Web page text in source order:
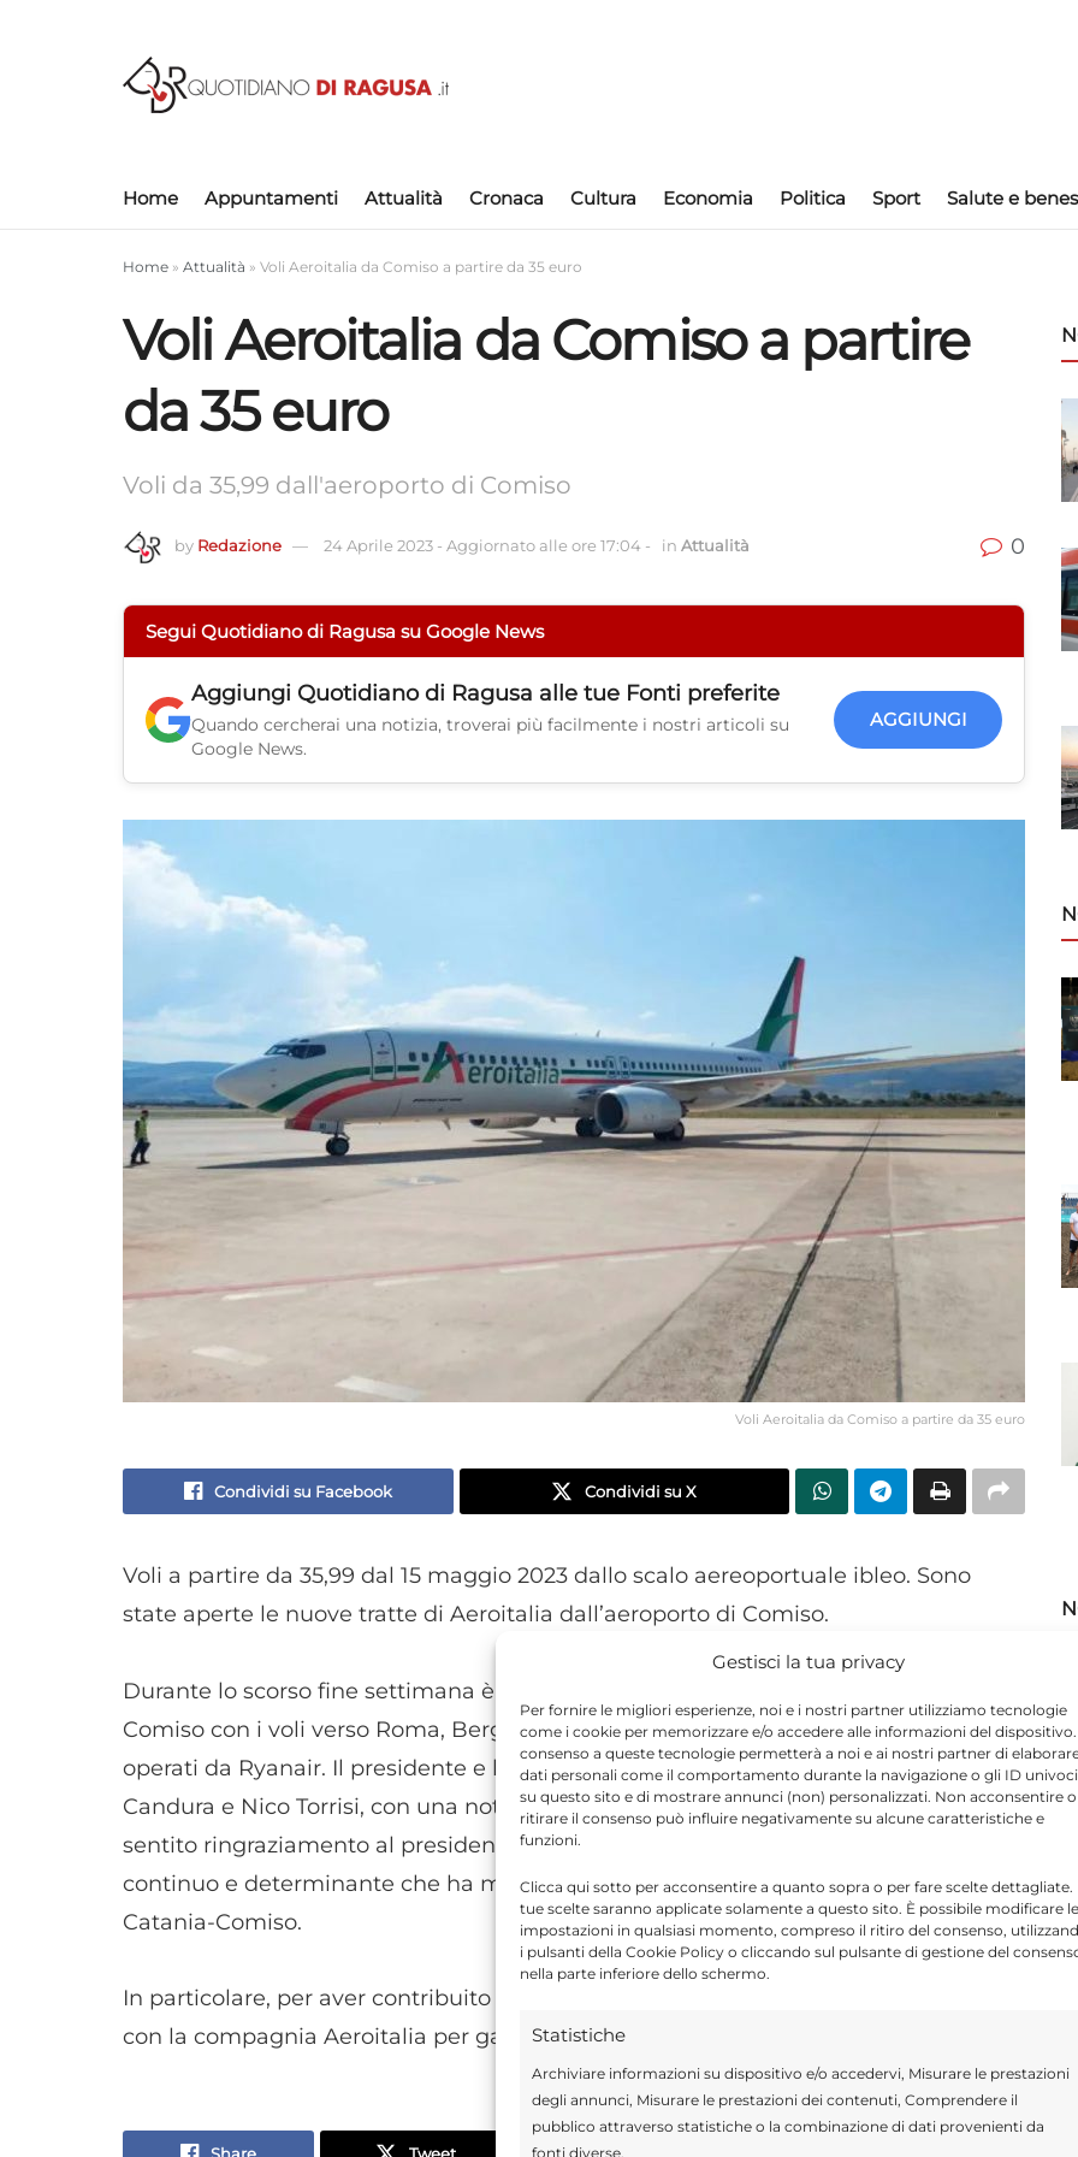
Gestisci la tua privacy
Per fornire le migliori esperienze, noi e i nostri partner utilizziamo tecnologie
come i cookie per memorizzare e/o accedere alle informazioni del
consenso a queste tecnologie permetterà a noi e ai nostri partner di
dati personali come il comportamento durante la navigazione o gli ID univoci
su questo sito e di mostrare annunci (non) personalizzati. Non acconsentire o
ritirare il consenso può influire negativamente su alcune caratteristiche e
funzioni.
Clicca qui sotto per acconsentire a quanto sopra o per fare scelte dettagliate.
tue scelte saranno applicate solamente a questo sito. È possibile modificare le
impostazioni in qualsiasi momento, compreso il ritiro del consenso,
i pulsanti della Cookie Policy o cliccando sul pulsante di gestione del
nella parte inferiore dello schermo.
Statistiche
Archiviare informazioni su dispositivo e/o accedervi, Misurare le prestazioni
degli annunci, Misurare le prestazioni dei contenuti, Comprendere il
pubblico attraverso statistiche o la combinazione di dati provenienti da
fonti diverse.
Home Appuntamenti Attualità Cronaca Cultura Economia Politica Sport Salute e
Home » Attualità » Voli Aeroitalia da Comiso a partire da 35 euro
Voli Aeroitalia da Comiso a partire
da 35 euro
Voli da 35,99 dall'aeroporto di Comiso
by Redazione 24 Aprile 2023 - Aggiornato alle ore 17:04 - in Attualità 0
Segui Quotidiano di Ragusa su Google News
Aggiungi Quotidiano di Ragusa alle tue Fonti preferite
Quando cercherai una notizia, troverai più facilmente i nostri articoli su
Google News.
AGGIUNGI
Voli Aeroitalia da Comiso a partire da 35 euro
Condividi su Facebook Condividi su X
Voli a partire da 35,99 dal 15 maggio 2023 dallo scalo aereoportuale ibleo. Sono
state aperte le nuove tratte di Aeroitalia dall’aeroporto di Comiso.
Durante lo scorso fine settimana è stata annunciata la nuova base Aeroitalia a
Comiso con i voli verso Roma, Bergamo e Forlì, dopo la cancellazione dei voli
operati da Ryanair. Il presidente e l’amministratore delegato della Sac, Giovanna
Candura e Nico Torrisi, con una nota diramata nei giorni scorsi hanno espresso un
sentito ringraziamento al presidente della Regione, Renato Schifani, per il sostegno
continuo e determinante che ha mostrato nei confronti della rete aeroportuale
Catania-Comiso.
In particolare, per aver contribuito alla buona riuscita dell’operazione portata avanti
con la compagnia Aeroitalia per garantire i collegamenti dello scalo ragusano.